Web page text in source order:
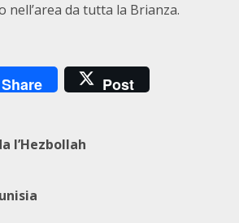
nell’area da tutta la Brianza.
Share Post
l’Hezbollah